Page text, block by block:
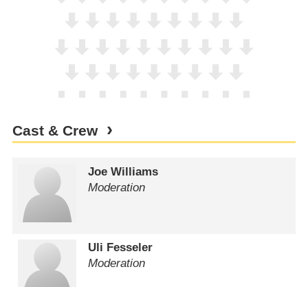
Cast & Crew
Joe Williams
Moderation
Uli Fesseler
Moderation